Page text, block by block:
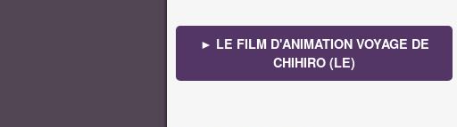
► LE FILM D'ANIMATION VOYAGE DE
CHIHIRO (LE)